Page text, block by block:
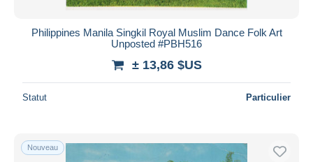
Philippines Manila Singkil Royal Muslim Dance Folk Art
Unposted #PBH516
± 13,86 $US
Statut Particulier
Nouveau